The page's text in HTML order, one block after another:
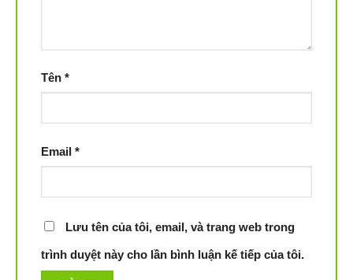
Tên *
Email *
Lưu tên của tôi, email, và trang web trong
trình duyệt này cho lần bình luận kế tiếp của tôi.